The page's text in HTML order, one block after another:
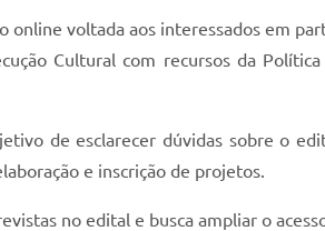
voltada aos interessados em
Cultural com recursos da
de esclarecer dúvidas sobre o
e inscrição de projetos.
no edital e busca ampliar o